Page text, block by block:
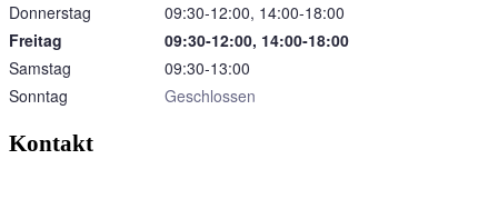
Donnerstag
09:30‑12:00, 14:00‑18:00
Freitag
09:30‑12:00, 14:00‑18:00
Samstag
09:30‑13:00
Sonntag
Geschlossen
Kontakt